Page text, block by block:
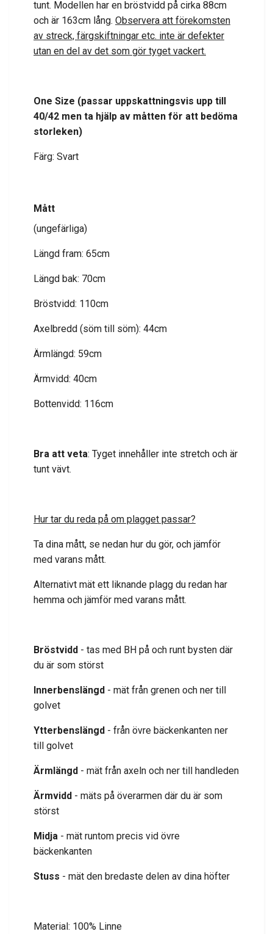
tunt. Modellen har en bröstvidd på cirka 88cm
och är 163cm lång. Observera att förekomsten
av streck, färgskiftningar etc. inte är defekter
utan en del av det som gör tyget vackert.
One Size (passar uppskattningsvis upp till
40/42 men ta hjälp av måtten för att bedöma
storleken)
Färg: Svart
Mått
(ungefärliga)
Längd fram: 65cm
Längd bak: 70cm
Bröstvidd: 110cm
Axelbredd (söm till söm): 44cm
Ärmlängd: 59cm
Ärmvidd: 40cm
Bottenvidd: 116cm
Bra att veta: Tyget innehåller inte stretch och är
tunt vävt.
Hur tar du reda på om plagget passar?
Ta dina mått, se nedan hur du gör, och jämför
med varans mått.
Alternativt mät ett liknande plagg du redan har
hemma och jämför med varans mått.
Bröstvidd - tas med BH på och runt bysten där
du är som störst
Innerbenslängd - mät från grenen och ner till
golvet
Ytterbenslängd - från övre bäckenkanten ner
till golvet
Ärmlängd - mät från axeln och ner till handleden
Ärmvidd - mäts på överarmen där du är som
störst
Midja - mät runtom precis vid övre
bäckenkanten
Stuss - mät den bredaste delen av dina höfter
Material: 100% Linne